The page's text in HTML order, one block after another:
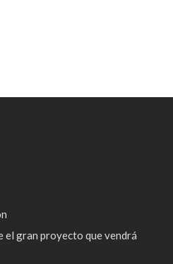
el gran proyecto que vendrá